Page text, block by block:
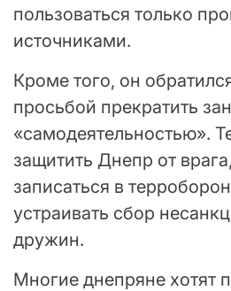
пользоваться только
источниками.
Кроме того, он
просьбой прекратить
«самодеятельностью».
защитить Днепр от
записаться в
устраивать сбор
дружин.
Многие днепряне хотят